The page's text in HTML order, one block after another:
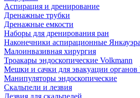
Аспирация и дренирование
Дренажные трубки
Дренажные емкости
Наборы для дренирования ран
Наконечники аспирационные Янкауэра
Малоинвазивная хирургия
Троакары эндоскопические Volkmann
Мешки и сачки для эвакуации органов
Манипуляторы эндоскопические
Скальпели и лезвия
Лезвия для скальпелей